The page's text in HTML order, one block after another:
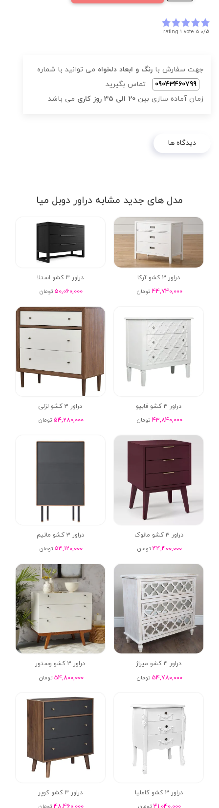
5.0/5
rating 1 vote
جهت سفارش با رنگ و ابعاد دلخواه می توانید با شماره
09043460799
تماس بگیرید
زمان آماده سازی بین 20 الی 35 روز کاری می باشد
دیدگاه ها
مدل های جدید مشابه دراور دوبل میا
دراور 3 کشو آرکا
44,740,000 تومان
دراور 3 کشو استلا
50,060,000 تومان
دراور 3 کشو فابیو
43,840,000 تومان
دراور 3 کشو لزلی
54,280,000 تومان
دراور 3 کشو مانوک
44,400,000 تومان
دراور 3 کشو مانیم
53,120,000 تومان
دراور 3 کشو میراژ
54,780,000 تومان
دراور 3 کشو وستور
54,800,000 تومان
دراور 3 کشو کاملیا
دراور 3 کشو کوپر